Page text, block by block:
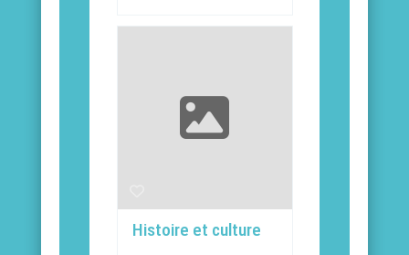
Histoire et culture